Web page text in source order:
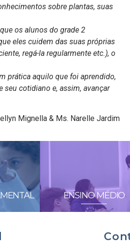
sobre plantas, suas
os alunos do grade 2
eles cuidem das suas próprias
regá-la regularmente etc.), o
prática aquilo que foi aprendido,
cotidiano e, assim, avançar
Mignella & Ms. Narelle Jardim
ENSINO MÉDIO